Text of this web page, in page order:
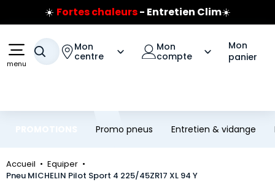
Aller au contenu principal
Aller à la navigation
☀️ Fortes chaleurs- Entretien Clim☀️
Prix coûtant pneus Bridgestone
🔥
Jusqu'à 120€ remboursés
sur les pneus Bridgestone
menu
Votre recherche
Mon
centre
Mon
compte
Mon
panier
Promo pneus Entretien & vidange
Accueil
Equiper
Pneu MICHELIN Pilot Sport 4 225/45ZR17 XL 94 Y